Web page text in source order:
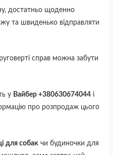
достатньо щоденно
та швиденько відправляти
справ можна забути
у Вайбер +380630674044 і
про розпродаж цього
для собак чи будиночки для